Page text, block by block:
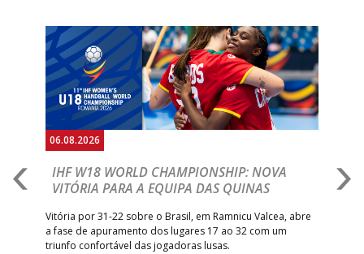
06.08.2026
IHF W18 WORLD CHAMPIONSHIP: NOVA
VITÓRIA PARA A EQUIPA DAS QUINAS
Vitória por 31-22 sobre o Brasil, em Ramnicu Valcea, abre
a fase de apuramento dos lugares 17 ao 32 com um
triunfo confortável das jogadoras lusas.
Anterior